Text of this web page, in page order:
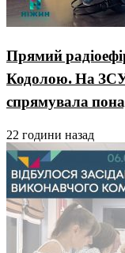
Прямий
Кодолою. На
спрямувала
22 години назад